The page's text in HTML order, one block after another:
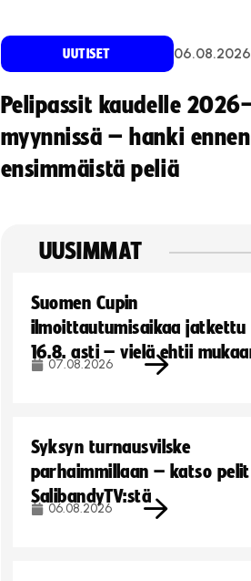
UUTISET 06.08.2026
Pelipassit kaudelle
myynnissä – hanki ennen
ensimmäistä peliä
UUSIMMAT
Suomen Cupin
ilmoittautumisaikaa jatkettu
16.8. asti – vielä ehtii
07.08.2026
Syksyn turnausvilske
parhaimmillaan – katso pelit
SalibandyTV:stä
06.08.2026